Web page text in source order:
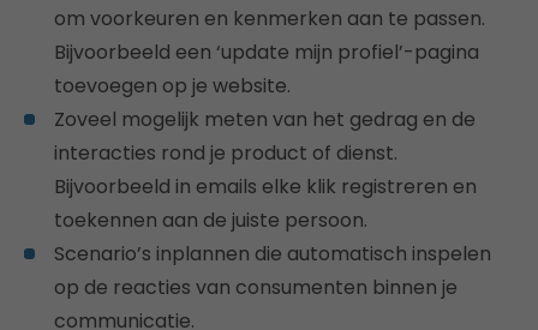
om voorkeuren en kenmerken aan te passen.
Bijvoorbeeld een ‘update mijn profiel’-pagina
toevoegen op je website.
Zoveel mogelijk meten van het gedrag en de
interacties rond je product of dienst.
Bijvoorbeeld in emails elke klik registreren en
toekennen aan de juiste persoon.
Scenario’s inplannen die automatisch inspelen
op de reacties van consumenten binnen je
communicatie.